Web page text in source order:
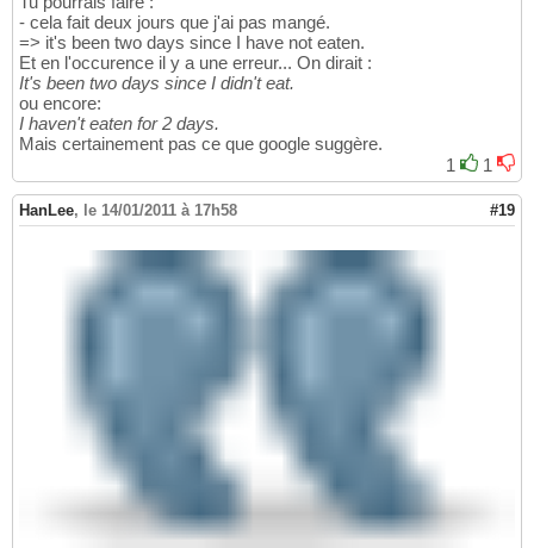
- cela fait deux jours que j'ai pas mangé.
=> it's been two days since I have not eaten.
Et en l'occurence il y a une erreur... On dirait :
It's been two days since I didn't eat.
ou encore:
I haven't eaten for 2 days.
Mais certainement pas ce que google suggère.
1
1
HanLee, le 14/01/2011 à 17h58 #19